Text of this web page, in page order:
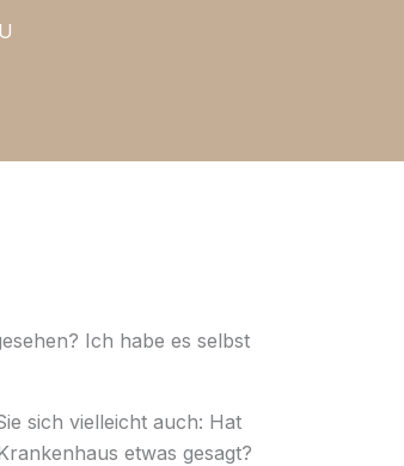
Ich habe es selbst
sich vielleicht auch: Hat
etwas gesagt?